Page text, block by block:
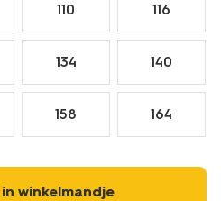
110 116
134 140
158 164
in winkelmandje